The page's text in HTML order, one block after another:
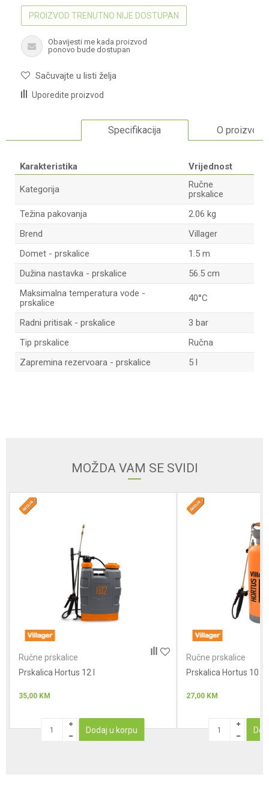
PROIZVOD TRENUTNO NIJE DOSTUPAN
Obavijesti me kada proizvod
ponovo bude dostupan
Sačuvajte u listi želja
Uporedite proizvod
Specifikacija O proizvodu
Karakteristika Vrijednost
Kategorija
Ručne
prskalice
Težina pakovanja
2.06 kg
Brend
Villager
Domet - prskalice
1.5 m
Dužina nastavka - prskalice
56.5 cm
Maksimalna temperatura vode -
prskalice
40°C
Radni pritisak - prskalice
3 bar
Tip prskalice
Ručna
Zapremina rezervoara - prskalice
5 l
Poruka
Anti-spam zaštita - izračunajte koliko je 2 + 3 :
MOŽDA VAM SE SVIDI
Ručne prskalice
Prskalica Hortus 12 l
35,00 KM
Dodaj u korpu
Ručne prskalice
Prskalica Hortus 10
27,00 KM